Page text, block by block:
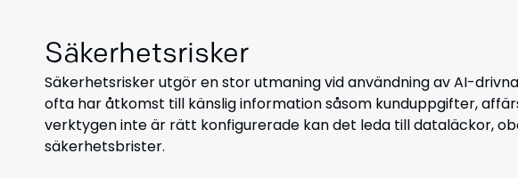
Säkerhetsrisker
Säkerhetsrisker utgör en stor utmaning vid användning av AI-
ofta har åtkomst till känslig information såsom kunduppgifter,
verktygen inte är rätt konfigurerade kan det leda till dataläckor,
säkerhetsbrister.